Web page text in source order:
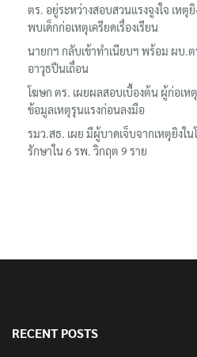
ตร. อยู่ระหว่างสอบสวนแรงจูงใจ เหตุ
พบเด็กก่อเหตุเครียดเรื่องเรียน
นายกฯ กลับเข้าทำเนียบฯ พร้อม ผบ.
อาวุธปืนเถื่อน
โฆษก ตร. เผยผลสอบเบื้องต้น ผู้ก่อเห
ข้อมูลเหตุรุนแรงก่อนลงมือ
รมว.สธ. เผย มีผู้บาดเจ็บจากเหตุยิงใน
รักษาใน 6 รพ. วิกฤต 9 ราย
RECENT POSTS